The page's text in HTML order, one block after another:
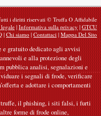
i diritti riservati © Truffa O Affidabile
|Informativa sulla privacy|GTCU
|Chi siamo|Contattaci|Mappa Del Sito
gratuito dedicato agli avvisi
e alla protezione degli
pubblica analisi, segnalazioni e
i segnali di frode, verificare
e adottare i comportamenti
il phishing, i siti falsi, i furti
forme di frode online,